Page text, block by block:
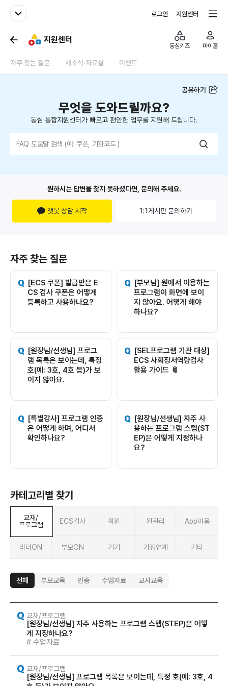
패밀리사이트
로그인 지원센터
지원센터
자주 찾는 질문 새소식·자료실 이벤트
동심키즈 마이홈
공유하기
무엇을 도와드릴까요?
동심 통합지원센터가 빠르고 편안한 업무를 지원해 드립니다.
원하시는 답변을 찾지 못하셨다면, 문의해 주세요.
챗봇 상담 시작 1:1게시판 문의하기
자주 찾는 질문
[ECS 쿠폰] 발급받은 E
CS 검사 쿠폰은 어떻게
등록하고 사용하나요?
[부모님] 원에서 이용하는
프로그램이 화면에 보이
지 않아요. 어떻게 해야
하나요?
[원장님/선생님] 프로그
램 목록은 보이는데, 특정
호(예: 3호, 4호 등)가 보
이지 않아요.
[SEL프로그램 기관 대상]
ECS 사회정서역량검사
활용 가이드 📎
[특별강사] 프로그램 인증
은 어떻게 하며, 어디서
확인하나요?
[원장님/선생님] 자주 사
용하는 프로그램 스텝(ST
EP)은 어떻게 지정하나
요?
카테고리별 찾기
교재/
프로그램
ECS검사 회원 원관리 App이용
리더ON 부모ON 기기 가정연계 기타
전체 부모교육 인증 수업자료 교사교육
교재/프로그램
[원장님/선생님] 자주 사용하는 프로그램 스텝(STEP)은 어떻
게 지정하나요?
# 수업자료
교재/프로그램
[원장님/선생님] 프로그램 목록은 보이는데, 특정 호(예: 3호, 4